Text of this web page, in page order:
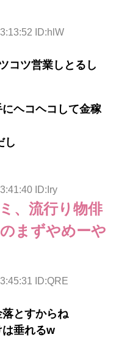
ID:hlW
コツ営業しとるし
ヘコヘコして金稼
し
ID:Iry
、流行り物俳
まずやめーや
ID:QRE
とすからね
垂れるw